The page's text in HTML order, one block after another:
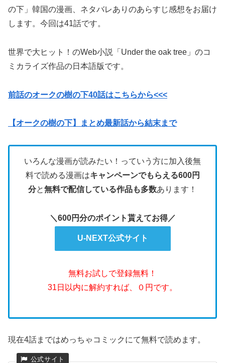
の下」韓国の漫画、ネタバレありのあらすじ感想をお届け
します。今回は41話です。
世界で大ヒット！のWeb小説「Under the oak tree」のコ
ミカライズ作品の日本語版です。
前話のオークの樹の下40話はこちらから<<<
【オークの樹の下】まとめ最新話から結末まで
いろんな漫画が読みたい！っていう方に加入後無
料で読める漫画はキャンペーンでもらえる600円
分と無料で配信している作品も多数あります！
＼600円分のポイント貰えてお得／
U-NEXT公式サイト
無料お試しで登録無料！
31日以内に解約すれば、０円です。
現在4話まではめっちゃコミックにて無料で読めます。